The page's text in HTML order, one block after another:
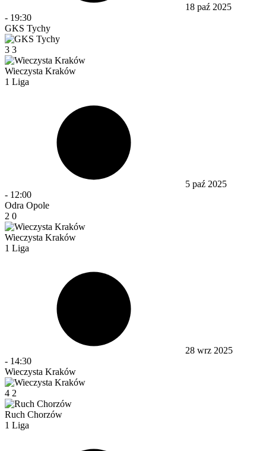
18 paź 2025
- 19:30
GKS Tychy
3 3
Wieczysta Kraków
1 Liga
5 paź 2025
- 12:00
Odra Opole
2 0
Wieczysta Kraków
1 Liga
28 wrz 2025
- 14:30
Wieczysta Kraków
4 2
Ruch Chorzów
1 Liga